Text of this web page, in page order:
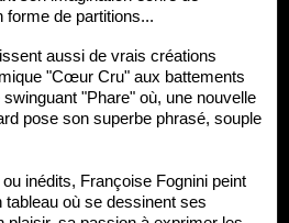
forme de partitions...
"Cœur Cru" aux battements
"Phare" où, une nouvelle
pose son superbe phrasé, souple
inédits, Françoise Fognini peint
où se dessinent ses